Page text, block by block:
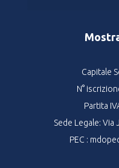
Capitale
N°
Partita
Sede Legale: Via
PEC :